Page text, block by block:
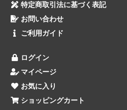
特定商取引法に基づく表記
お問い合わせ
ご利用ガイド
ログイン
マイページ
お気に入り
ショッピングカート